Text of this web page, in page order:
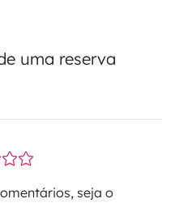
uma reserva
seja o